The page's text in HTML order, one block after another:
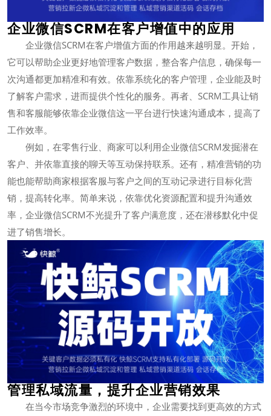
企业微信SCRM在客户增值中的应用
企业微信SCRM在客户增值方面的作用越来越明显。开始，
它可以帮助企业更好地管理客户数据，整合客户信息，确保每一
次沟通都更加精准和有效。依靠系统化的客户管理，企业能及时
了解客户需求，进而提供个性化的服务。再者、SCRM工具让销
售和客服能够依靠企业微信这一平台进行快速沟通成本，提高了
工作效率。
例如，在零售行业、商家可以利用企业微信SCRM发掘潜在
客户、并依靠直接的聊天等互动保持联系。还有，精准营销的功
能也能帮助商家根据客服与客户之间的互动记录进行目标化营
销，提高转化率。简单来说，依靠优化资源配置和提升沟通效
率，企业微信SCRM不光提升了客户满意度，还在潜移默化中促
进了销售增长。
管理私域流量，提升企业营销效果
在当今市场竞争激烈的环境中，企业需要找到更高效的方式